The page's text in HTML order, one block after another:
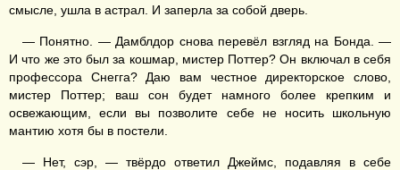
смысле, ушла в астрал. И заперла за собой дверь.
— Понятно. — Дамблдор снова перевёл взгляд на Бонда. —
И что же это был за кошмар, мистер Поттер? Он включал в себя
профессора Снегга? Даю вам честное директорское слово,
мистер Поттер; ваш сон будет намного более крепким и
освежающим, если вы позволите себе не носить школьную
мантию хотя бы в постели.
— Нет, сэр, — твёрдо ответил Джеймс, подавляя в себе